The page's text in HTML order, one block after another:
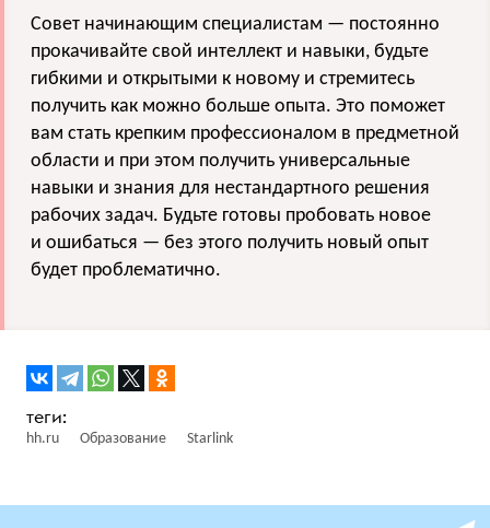
Совет начинающим специалистам — постоянно
прокачивайте свой интеллект и навыки, будьте
гибкими и открытыми к новому и стремитесь
получить как можно больше опыта. Это поможет
вам стать крепким профессионалом в предметной
области и при этом получить универсальные
навыки и знания для нестандартного решения
рабочих задач. Будьте готовы пробовать новое
и ошибаться — без этого получить новый опыт
будет проблематично.
hh.ru Образование Starlink